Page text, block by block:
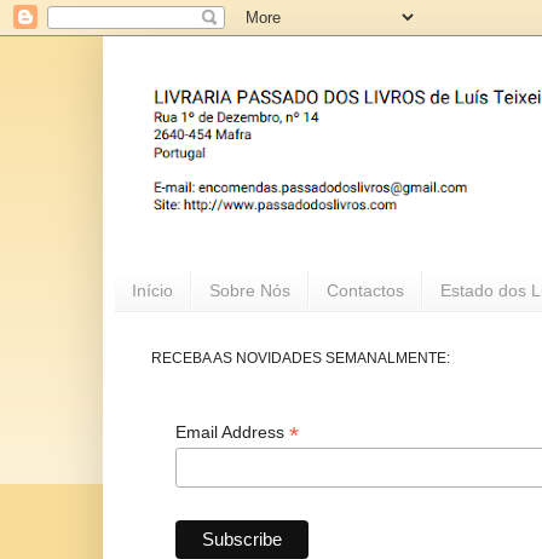
Início Sobre Nós Contactos Estado dos
RECEBA AS NOVIDADES SEMANALMENTE:
Email Address *